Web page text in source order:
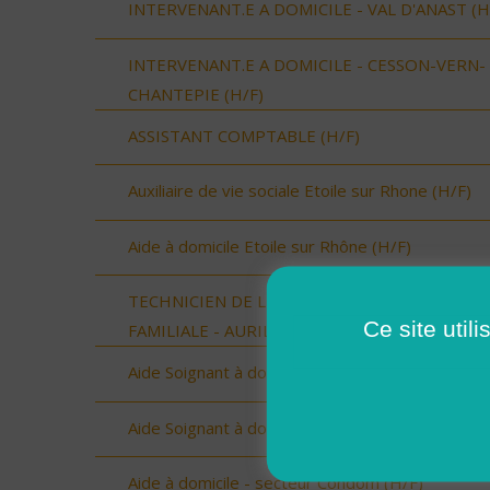
INTERVENANT.E A DOMICILE - VAL D'ANAST
INTERVENANT.E A DOMICILE - CESSON-VERN-
CHANTEPIE (H/F)
ASSISTANT COMPTABLE (H/F)
Auxiliaire de vie sociale Etoile sur Rhone (H/F)
Aide à domicile Etoile sur Rhône (H/F)
TECHNICIEN DE L'INTERVENTION SOCIALE ET
FAMILIALE - AURILLAC (15000) (H/F)
Aide Soignant à domicile SERIGNAN (H/F)
Aide Soignant à domicile SERIGNAN (H/F)
Aide à domicile - secteur Condom (H/F)
Ce site